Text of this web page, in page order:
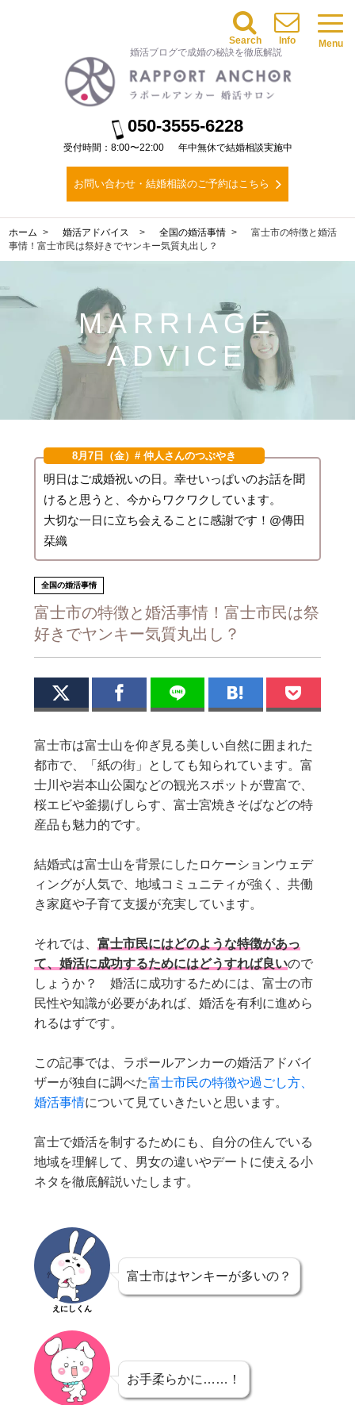
婚活ブログで成婚の秘訣を徹底解説
050-3555-6228
受付時間：8:00〜22:00 年中無休で結婚相談実施中
お問い合わせ・結婚相談のご予約はこちら
Menu
Info
Search
ホーム 婚活アドバイス 全国の婚活事情
富士市の特徴と婚活
事情！富士市民は祭好きでヤンキー気質丸出し？
MARRIAGE
ADVICE
8月7日（金）# 仲人さんのつぶやき
明日はご成婚祝いの日。幸せいっぱいのお話を聞
けると思うと、今からワクワクしています。
大切な一日に立ち会えることに感謝です！@傳田
栞織
全国の婚活事情
富士市の特徴と婚活事情！富士市民は祭
好きでヤンキー気質丸出し？
富士市は富士山を仰ぎ見る美しい自然に囲まれた
都市で、「紙の街」としても知られています。富
士川や岩本山公園などの観光スポットが豊富で、
桜エビや釜揚げしらす、富士宮焼きそばなどの特
産品も魅力的です。
結婚式は富士山を背景にしたロケーションウェデ
ィングが人気で、地域コミュニティが強く、共働
き家庭や子育て支援が充実しています。
それでは、富士市民にはどのような特徴があっ
て、婚活に成功するためにはどうすれば良いので
しょうか？ 婚活に成功するためには、富士の市
民性や知識が必要があれば、婚活を有利に進めら
れるはずです。
この記事では、ラポールアンカーの婚活アドバイ
ザーが独自に調べた富士市民の特徴や過ごし方、
婚活事情について見ていきたいと思います。
富士で婚活を制するためにも、自分の住んでいる
地域を理解して、男女の違いやデートに使える小
ネタを徹底解説いたします。
えにしくん
富士市はヤンキーが多いの？
お手柔らかに……！